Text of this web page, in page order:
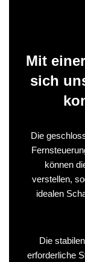
Mit
sich
Die
können
verstellen,
idealen
Die
erforderliche